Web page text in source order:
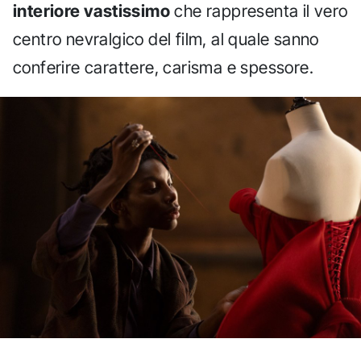
interiore vastissimo che rappresenta il vero
centro nevralgico del film, al quale sanno
conferire carattere, carisma e spessore.